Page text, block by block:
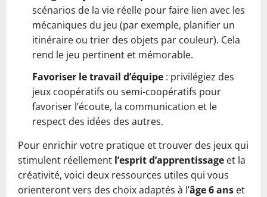
scénarios de la vie réelle pour faire lien avec les
mécaniques du jeu (par exemple, planifier un
itinéraire ou trier des objets par couleur). Cela
rend le jeu pertinent et mémorable.
Favoriser le travail d’équipe : privilégiez des
jeux coopératifs ou semi-coopératifs pour
favoriser l’écoute, la communication et le
respect des idées des autres.
Pour enrichir votre pratique et trouver des jeux qui
stimulent réellement l’esprit d’apprentissage et la
créativité, voici deux ressources utiles qui vous
orienteront vers des choix adaptés à l’âge 6 ans et